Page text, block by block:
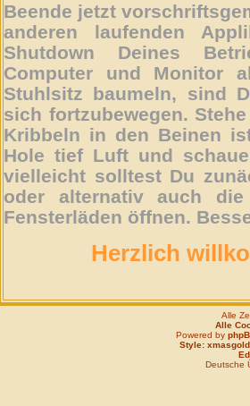
Beende jetzt
anderen laufenden
Shutdown Deines
Computer und Monitor
Stuhlsitz baumeln, sind
sich fortzubewegen.
Kribbeln in den Beinen
Hole tief Luft und
vielleicht solltest Du
oder alternativ auch
Fensterläden öffnen.
Herzlich
Alle
Alle
Powered by
Style: xmasgold
Deutsche